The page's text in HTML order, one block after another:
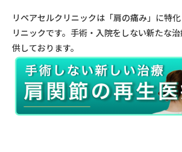
リペアセルクリニックは「肩の痛み」に特
リニックです。手術・入院をしない新たな
供しております。